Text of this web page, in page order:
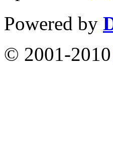
Powered by
© 2001-2010